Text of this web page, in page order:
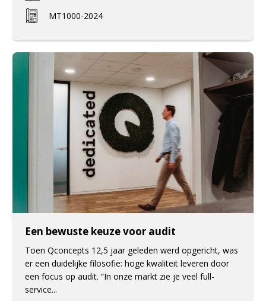
MT1000-2024
Een bewuste keuze voor audit
Toen Qconcepts 12,5 jaar geleden werd opgericht, was
er een duidelijke filosofie: hoge kwaliteit leveren door
een focus op audit. “In onze markt zie je veel full-
service...